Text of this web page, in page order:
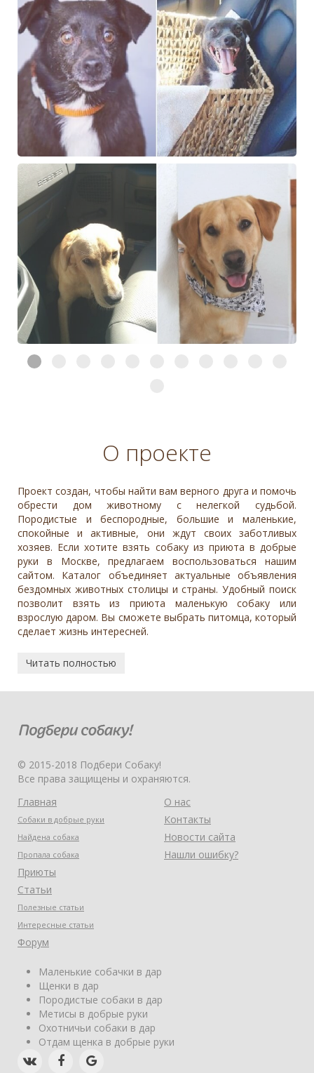
О проекте
Проект создан, чтобы найти вам верного друга и помочь
обрести дом животному с нелегкой судьбой.
Породистые и беспородные, большие и маленькие,
спокойные и активные, они ждут своих заботливых
хозяев. Если хотите взять собаку из приюта в добрые
руки в Москве, предлагаем воспользоваться нашим
сайтом. Каталог объединяет актуальные объявления
бездомных животных столицы и страны. Удобный поиск
позволит взять из приюта маленькую собаку или
взрослую даром. Вы сможете выбрать питомца, который
сделает жизнь интересней.
Читать полностью
© 2015-2018 Подбери Собаку!
Все права защищены и охраняются.
Главная
Собаки в добрые руки
Найдена собака
Пропала собака
Приюты
Статьи
Полезные статьи
Интересные статьи
Форум
О нас
Контакты
Новости сайта
Нашли ошибку?
Маленькие собачки в дар
Щенки в дар
Породистые собаки в дар
Метисы в добрые руки
Охотничьи собаки в дар
Отдам щенка в добрые руки